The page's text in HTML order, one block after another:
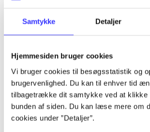
Samtykke Detaljer
Hjemmesiden bruger cookies
Vi bruger cookies til besøgsstatistik og
brugervenlighed. Du kan til enhver tid
tilbagetrække dit samtykke ved at klikke
bunden af siden. Du kan læse mere om
cookies under ”Detaljer”.
Tidsskrift
lorem ipsum dolor sit amet ...
Tidsskrift
Artiklerne i handler ofte om